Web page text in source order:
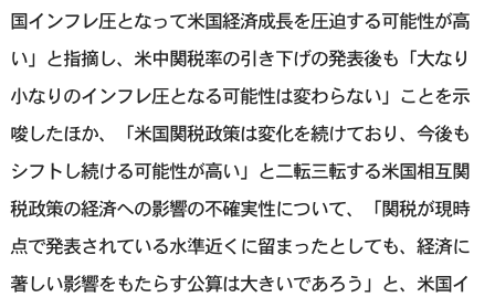
国インフレ圧となって米国経済成長を圧迫する可能性が高
い」と指摘し、米中関税率の引き下げの発表後も「大なり
小なりのインフレ圧となる可能性は変わらない」ことを示
唆したほか、「米国関税政策は変化を続けており、今後も
シフトし続ける可能性が高い」と二転三転する米国相互関
税政策の経済への影響の不確実性について、「関税が現時
点で発表されている水準近くに留まったとしても、経済に
著しい影響をもたらす公算は大きいであろう」と、米国イ